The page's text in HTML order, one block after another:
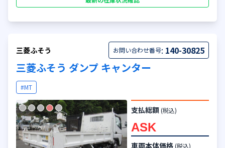
三菱ふそう お問い合わせ番号: 140-30825
三菱ふそう ダンプ キャンター
#MT
支払総額 (税込)
ASK
車両本体価格 (税込)